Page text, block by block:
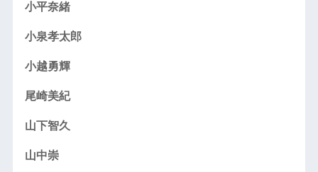
小平奈緒
小泉孝太郎
小越勇輝
尾崎美紀
山下智久
山中崇